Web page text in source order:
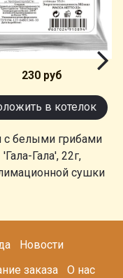
230 руб
в котелок
с белыми грибами
'Гала-Гала', 22г,
сушки
Новости
заказа
О нас